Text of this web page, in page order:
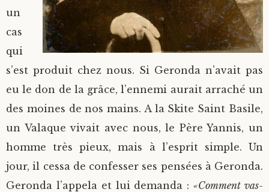
un
cas
qui
s’est produit chez nous. Si Geronda n’avait pas
eu le don de la grâce, l’ennemi aurait arraché un
des moines de nos mains. A la Skite Saint Basile,
un Valaque vivait avec nous, le Père Yannis, un
homme très pieux, mais à l’esprit simple. Un
jour, il cessa de confesser ses pensées à Geronda.
Geronda l’appela et lui demanda :«Comment vas-